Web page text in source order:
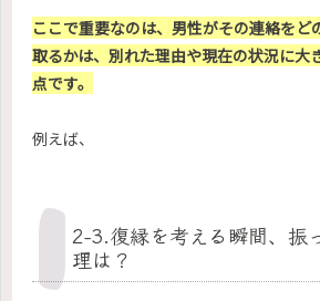
ここで重要なのは、男性がその連絡をど
取るかは、別れた理由や現在の状況に大
点です。
例えば、
2-3.復縁を考える瞬間、振
理は？